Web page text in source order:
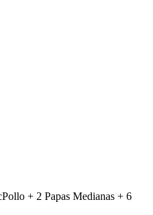
+ 2 Papas Medianas + 6